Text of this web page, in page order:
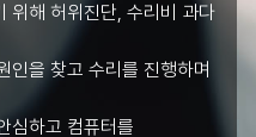
위해 허위진단, 수리비 과다
인을 찾고 수리를 진행하며
심하고 컴퓨터를